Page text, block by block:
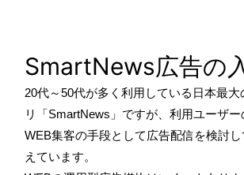
SmartNews広告の
20代～50代が多く利用している日本最
リ「SmartNews」ですが、利用ユーザー
WEB集客の手段として広告配信を検討
えています。